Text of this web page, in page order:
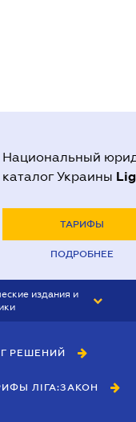
Национальный
каталог Украины
ТАРИФЫ
ПОДРОБНЕЕ
издания и
МСФО
РЕШЕНИЙ
ЛІГА:ЗАКОН